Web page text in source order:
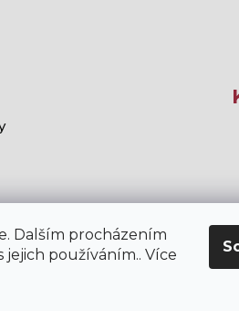
Dalším procházením
používáním.. Více